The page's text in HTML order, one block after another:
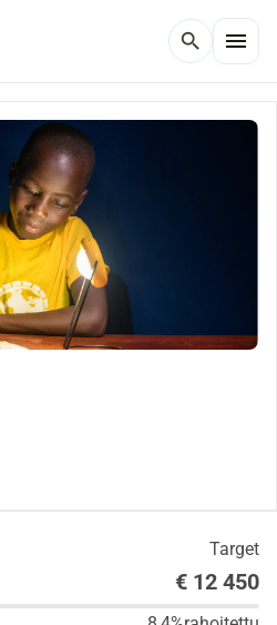
search menu
Target
€ 12 450